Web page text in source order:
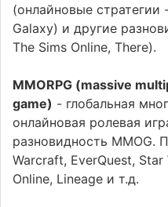
(онлайновые стратегии
Galaxy) и другие
The Sims Online, There).
MMORPG (massive
game) - глобальная
онлайновая ролевая
разновидность
Warcraft, EverQuest, Star
Online, Lineage и т.д.